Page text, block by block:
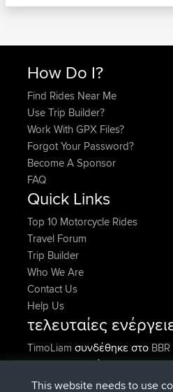
How Do I?
Find Rides Near Me
Use Trip Builder?
Work With GPX Files?
Forgot Your Password?
Become A Sponsor
FAQ
Quick Links
Top 10 Motorcycle Rides
Travel Forum
Trip Builder
Who We Are
Contact Us
Help Us
τελευταίες
TimoLiam συνδέθηκε στο BBR
helsinskyσυνδέθηκε στοBBR
ItzChaosσυνδέθηκε στοBBR
This website needs to use